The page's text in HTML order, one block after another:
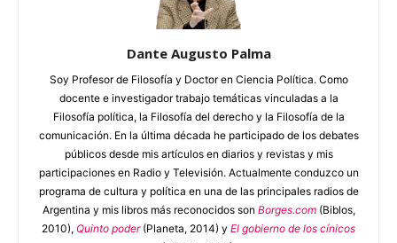
Dante Augusto Palma
Soy Profesor de Filosofía y Doctor en Ciencia Política. Como
docente e investigador trabajo temáticas vinculadas a la
Filosofía política, la Filosofía del derecho y la Filosofía de la
comunicación. En la última década he participado de los debates
públicos desde mis artículos en diarios y revistas y mis
participaciones en Radio y Televisión. Actualmente conduzco un
programa de cultura y política en una de las principales radios de
Argentina y mis libros más reconocidos son Borges.com(Biblos,
2010), Quinto poder(Planeta, 2014) y El gobierno de los cínicos